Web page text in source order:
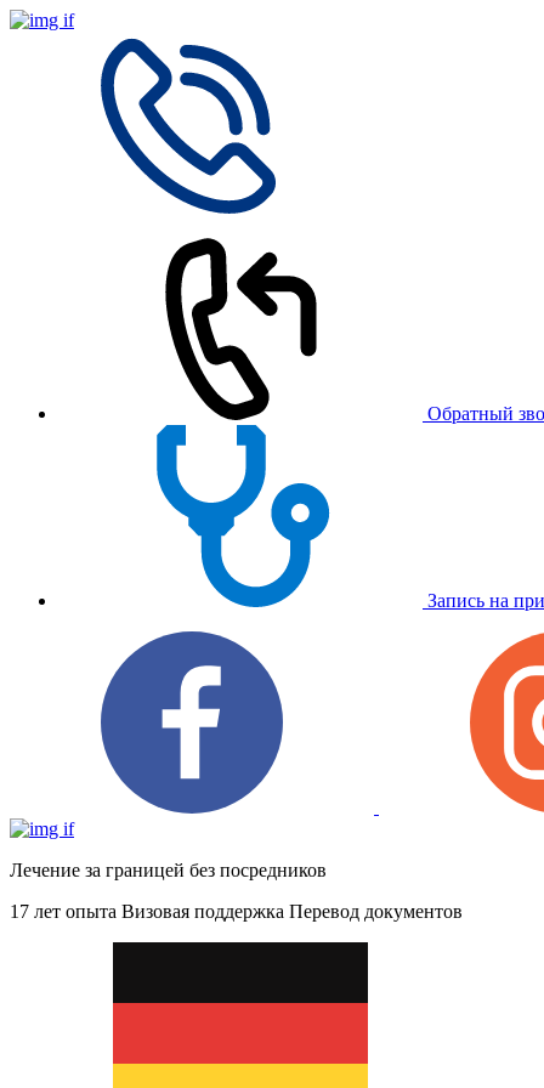
Обратный
Запись на
Лечение за границей без посредников
17 лет опыта Визовая поддержка Перевод документов